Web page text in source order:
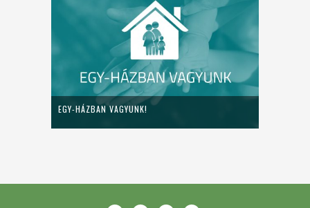
EGY-HÁZBAN VAGYUNK!